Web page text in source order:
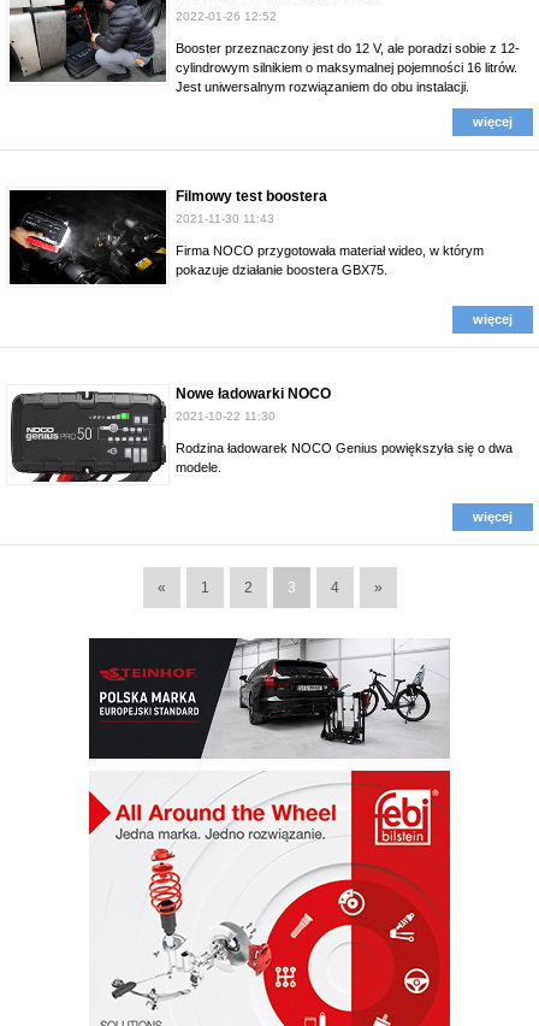
2022-01-26 12:52
Booster przeznaczony jest do 12 V, ale poradzi sobie z 12-
cylindrowym silnikiem o maksymalnej pojemności 16 litrów.
Jest uniwersalnym rozwiązaniem do obu instalacji.
więcej
Filmowy test boostera
2021-11-30 11:43
Firma NOCO przygotowała materiał wideo, w którym
pokazuje działanie boostera GBX75.
więcej
Nowe ładowarki NOCO
2021-10-22 11:30
Rodzina ładowarek NOCO Genius powiększyła się o dwa
modele.
więcej
« 1 2 3 4 »